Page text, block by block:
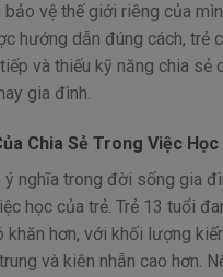
vệ thế giới riêng của
hướng dẫn đúng cách, trẻ
và thiếu kỹ năng chia sẻ
gia đình.
Chia Sẻ Trong Việc Học
ý nghĩa trong đời sống gia
học của trẻ. Trẻ 13 tuổi
khăn hơn, với khối lượng
và kiên nhẫn cao hơn.